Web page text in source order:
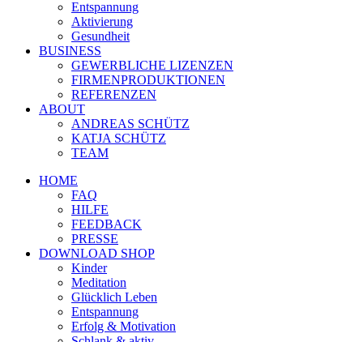
Entspannung
Aktivierung
Gesundheit
BUSINESS
GEWERBLICHE LIZENZEN
FIRMENPRODUKTIONEN
REFERENZEN
ABOUT
ANDREAS SCHÜTZ
KATJA SCHÜTZ
TEAM
HOME
FAQ
HILFE
FEEDBACK
PRESSE
DOWNLOAD SHOP
Kinder
Meditation
Glücklich Leben
Entspannung
Erfolg & Motivation